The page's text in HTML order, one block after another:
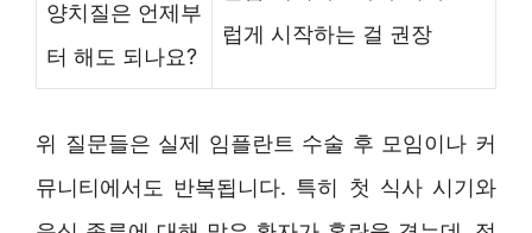
양치질은 언제부
터 해도 되나요?
럽게 시작하는 걸 권장
위 질문들은 실제 임플란트 수술 후 모임이나 커
뮤니티에서도 반복됩니다. 특히 첫 식사 시기와